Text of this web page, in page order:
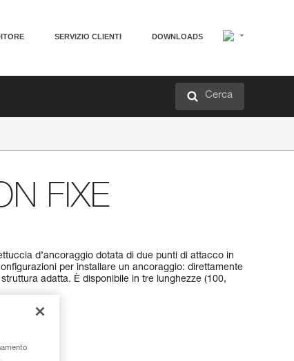
SERVIZIO CLIENTI DOWNLOADS
Cerca
FIXE
d’ancoraggio dotata di due punti di attacco in
per installare un ancoraggio: direttamente
adatta. È disponibile in tre lunghezze (100,